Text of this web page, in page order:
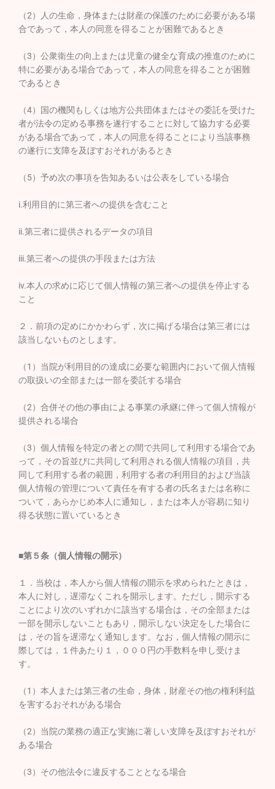
（2）人の生命，身体または財産の保護のために必要がある場
合であって，本人の同意を得ることが困難であるとき
（3）公衆衛生の向上または児童の健全な育成の推進のために
特に必要がある場合であって，本人の同意を得ることが困難
であるとき
（4）国の機関もしくは地方公共団体またはその委託を受けた
者が法令の定める事務を遂行することに対して協力する必要
がある場合であって，本人の同意を得ることにより当該事務
の遂行に支障を及ぼすおそれがあるとき
（5）予め次の事項を告知あるいは公表をしている場合
i.利用目的に第三者への提供を含むこと
ii.第三者に提供されるデータの項目
iii.第三者への提供の手段または方法
iv.本人の求めに応じて個人情報の第三者への提供を停止する
こと
２．前項の定めにかかわらず，次に掲げる場合は第三者には
該当しないものとします。
（1）当院が利用目的の達成に必要な範囲内において個人情報
の取扱いの全部または一部を委託する場合
（2）合併その他の事由による事業の承継に伴って個人情報が
提供される場合
（3）個人情報を特定の者との間で共同して利用する場合であ
って，その旨並びに共同して利用される個人情報の項目，共
同して利用する者の範囲，利用する者の利用目的および当該
個人情報の管理について責任を有する者の氏名または名称に
ついて，あらかじめ本人に通知し，または本人が容易に知り
得る状態に置いているとき
■第５条（個人情報の開示）
１．当校は，本人から個人情報の開示を求められたときは，
本人に対し，遅滞なくこれを開示します。ただし，開示する
ことにより次のいずれかに該当する場合は，その全部または
一部を開示しないこともあり，開示しない決定をした場合に
は，その旨を遅滞なく通知します。なお，個人情報の開示に
際しては，１件あたり１，０００円の手数料を申し受けま
す。
（1）本人または第三者の生命，身体，財産その他の権利利益
を害するおそれがある場合
（2）当院の業務の適正な実施に著しい支障を及ぼすおそれが
ある場合
（3）その他法令に違反することとなる場合